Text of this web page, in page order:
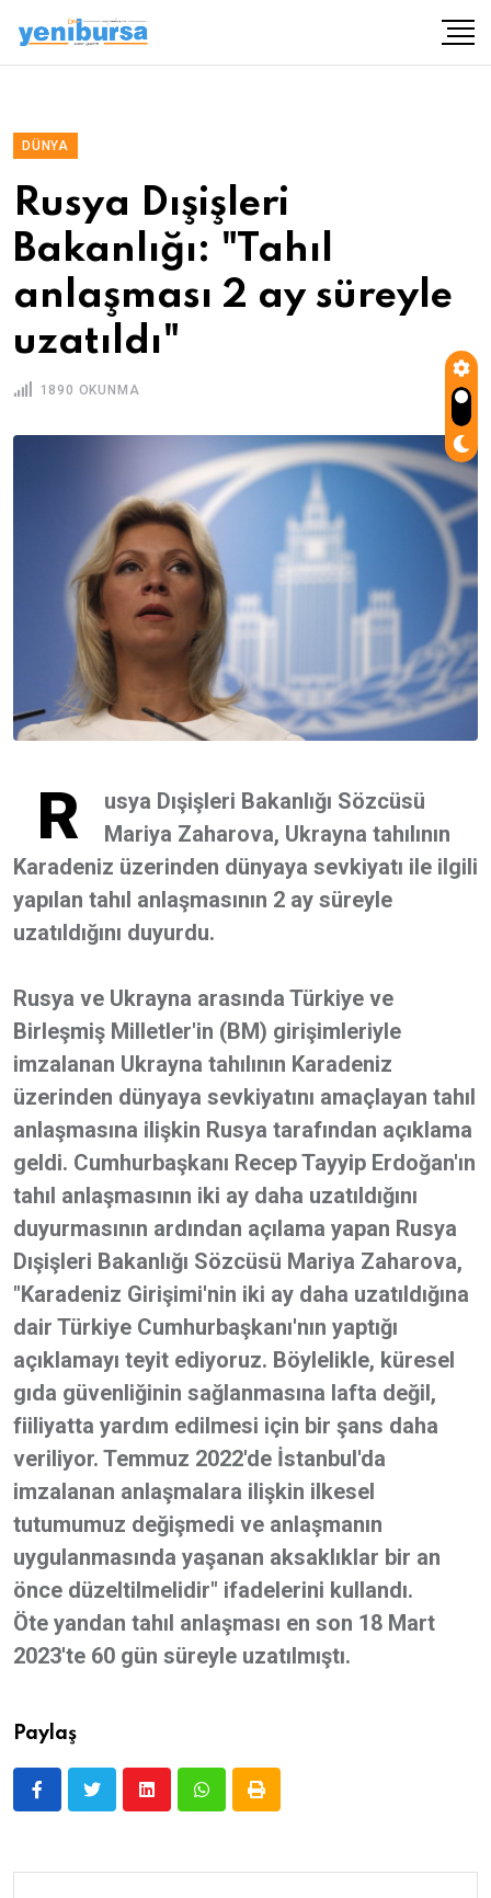
DÜNYA
Rusya Dışişleri
Bakanlığı: "Tahıl
anlaşması 2 ay süreyle
uzatıldı"
1890 OKUNMA
R
usya Dışişleri Bakanlığı Sözcüsü
Mariya Zaharova, Ukrayna tahılının
Karadeniz üzerinden dünyaya sevkiyatı ile ilgili
yapılan tahıl anlaşmasının 2 ay süreyle
uzatıldığını duyurdu.
Rusya ve Ukrayna arasında Türkiye ve
Birleşmiş Milletler'in (BM) girişimleriyle
imzalanan Ukrayna tahılının Karadeniz
üzerinden dünyaya sevkiyatını amaçlayan tahıl
anlaşmasına ilişkin Rusya tarafından açıklama
geldi. Cumhurbaşkanı Recep Tayyip Erdoğan'ın
tahıl anlaşmasının iki ay daha uzatıldığını
duyurmasının ardından açılama yapan Rusya
Dışişleri Bakanlığı Sözcüsü Mariya Zaharova,
"Karadeniz Girişimi'nin iki ay daha uzatıldığına
dair Türkiye Cumhurbaşkanı'nın yaptığı
açıklamayı teyit ediyoruz. Böylelikle, küresel
gıda güvenliğinin sağlanmasına lafta değil,
fiiliyatta yardım edilmesi için bir şans daha
veriliyor. Temmuz 2022'de İstanbul'da
imzalanan anlaşmalara ilişkin ilkesel
tutumumuz değişmedi ve anlaşmanın
uygulanmasında yaşanan aksaklıklar bir an
önce düzeltilmelidir" ifadelerini kullandı.
Öte yandan tahıl anlaşması en son 18 Mart
2023'te 60 gün süreyle uzatılmıştı.
Paylaş